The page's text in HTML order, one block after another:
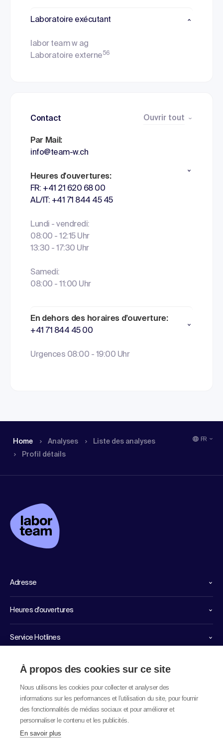
Laboratoire exécutant
labor team w ag
Laboratoire externe56
Contact Ouvrir tout
Par Mail:
info@team-w.ch
Heures d'ouvertures:
FR: +41 21 620 68 00
AL/IT: +41 71 844 45 45
Lundi - vendredi:
08:00 - 12:15 Uhr
13:30 - 17:30 Uhr
Samedi:
08:00 - 11:00 Uhr
En dehors des horaires d’ouverture:
+41 71 844 45 00
Urgences 08:00 - 19:00 Uhr
Home Analyses
Liste des analyses
Profil détails
FR
Adresse
Heures d'ouvertures
Service Hotlines
Liens importants
À propos des cookies sur ce site
Nous utilisons les cookies pour collecter et analyser des
informations sur les performances et l'utilisation du site, pour fournir
des fonctionnalités de médias sociaux et pour améliorer et
personnaliser le contenu et les publicités.
En savoir plus